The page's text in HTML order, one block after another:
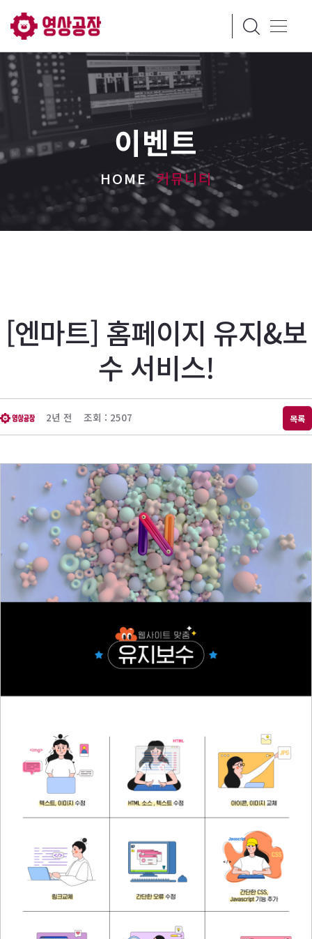
이벤트
HOME 커뮤니티
[엔마트] 홈페이지 유지&보
수 서비스!
2년 전 조회 : 2507 목록